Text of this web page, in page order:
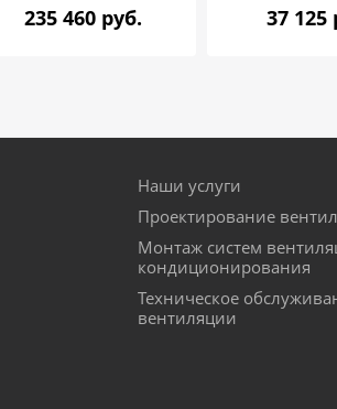
235 460 руб. 37 125
Наши услуги
Проектирование
Монтаж систем
кондиционирования
Техническое
вентиляции